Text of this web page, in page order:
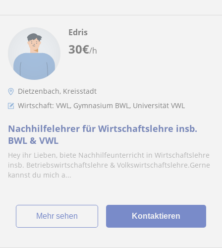
30€/h
Edris
Dietzenbach, Kreisstadt
Wirtschaft: VWL, Gymnasium BWL, Universität VWL
Nachhilfelehrer für Wirtschaftslehre insb.
BWL & VWL
Hey ihr Lieben, biete Nachhilfeunterricht in Wirtschaftslehre
insb. Betriebswirtschaftslehre & Volkswirtschaftslehre.Gerne
kannst du mich a...
Mehr sehen Kontaktieren